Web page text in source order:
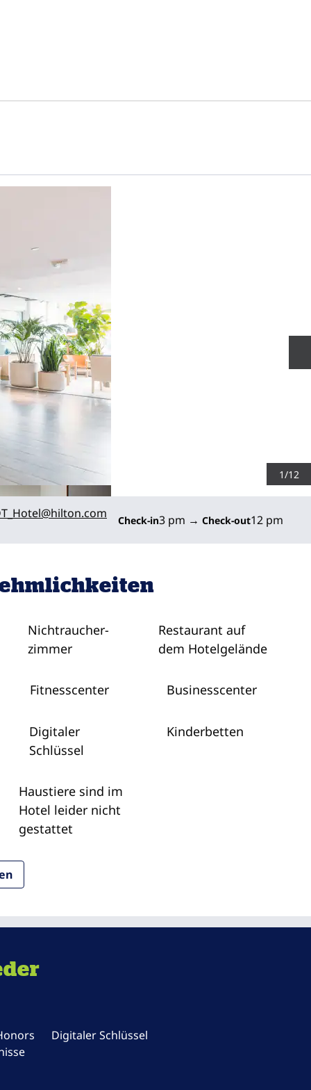
1/12
@hilton.com Check-in3 pm → Check-out12 pm
Nichtraucher­
zimmer
Restaurant auf
dem Hotelgelände
Fitnesscenter Business­center
Digitaler
Schlüssel
Kinderbetten
Haustiere sind im
Hotel leider nicht
gestattet
Digitaler Schlüssel